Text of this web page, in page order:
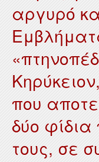
αργυρό
που
δύο
τους, σε